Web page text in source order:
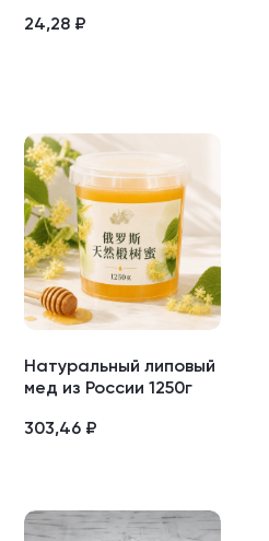
24,28 ₽
Натуральный липовый
мед из России 1250г
303,46 ₽